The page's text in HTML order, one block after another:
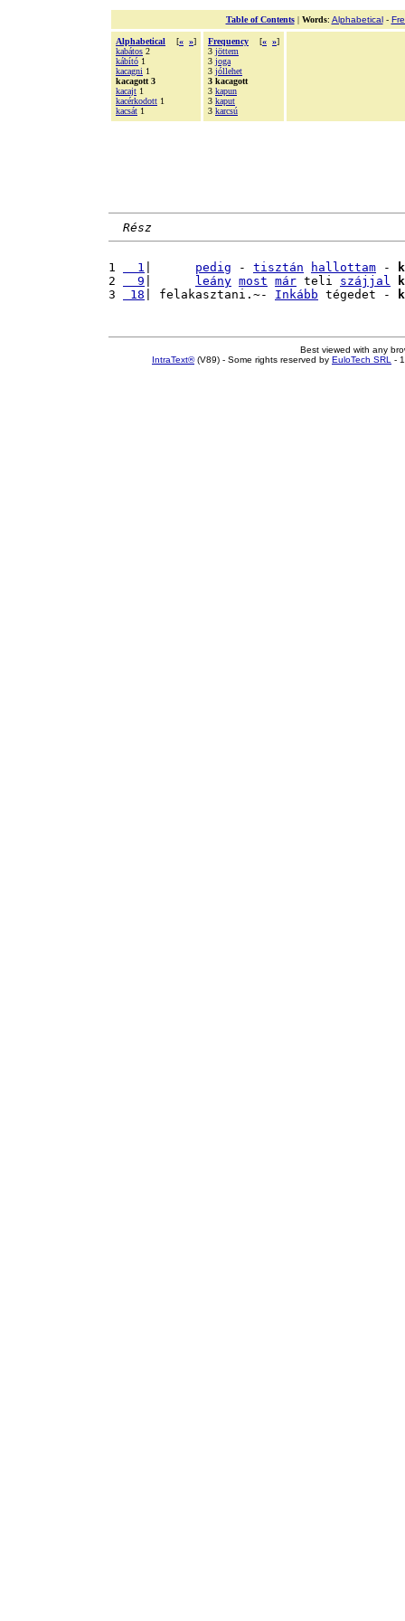
Table of Contents| Words: Alphabetical-
Alphabetical [« »]
kabátos 2
kábító 1
kacagni 1
kacagott 3
kacajt 1
kacérkodott 1
kacsát 1
Frequency [« »]
3 jöttem
3 joga
3 jóllehet
3 kacagott
3 kapun
3 kaput
3 karcsú
Rész
1
  1
pedig - tisztán hallottam -
2
  9
leány most már teli szájjal
3
18 | felakasztani.~- Inkább tégedet -
Best viewed with any
IntraText®(V89) - Some rights reserved by EuloTech SRL -